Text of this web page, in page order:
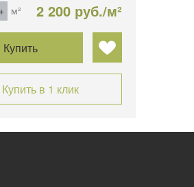
м²
2 200 руб./м²
Купить
Купить в 1 клик